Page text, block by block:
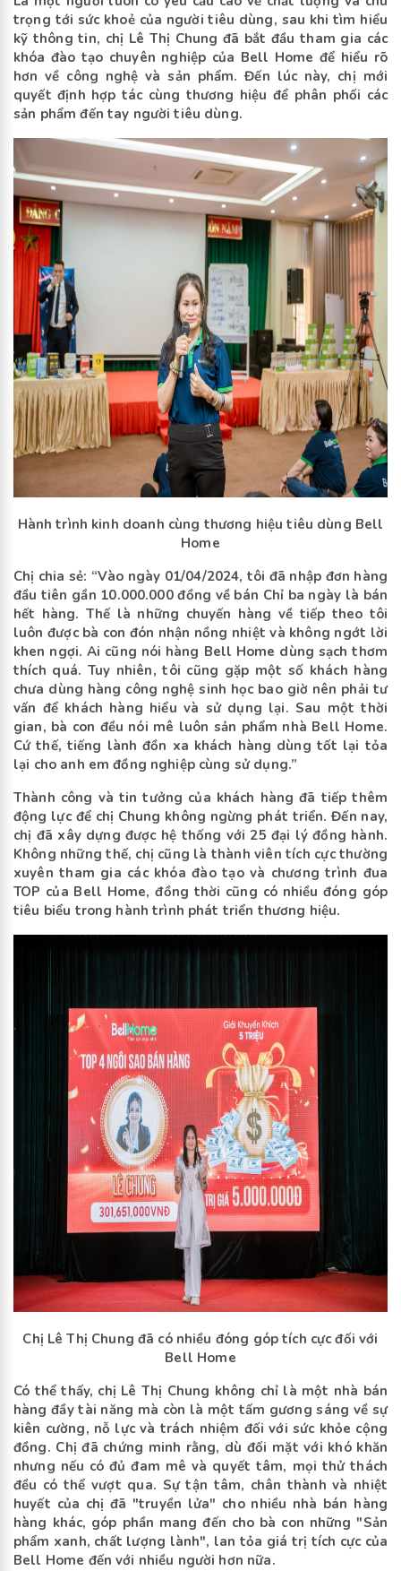
trọng tới sức khoẻ của người tiêu dùng, sau khi tìm hiểu
kỹ thông tin, chị Lê Thị Chung đã bắt đầu tham gia các
khóa đào tạo chuyên nghiệp của Bell Home để hiểu rõ
hơn về công nghệ và sản phẩm. Đến lúc này, chị mới
quyết định hợp tác cùng thương hiệu để phân phối các
sản phẩm đến tay người tiêu dùng.
Hành trình kinh doanh cùng thương hiệu tiêu dùng Bell
Home
Chị chia sẻ: “Vào ngày 01/04/2024, tôi đã nhập đơn hàng
đầu tiên gần 10.000.000 đồng về bán Chỉ ba ngày là bán
hết hàng. Thế là những chuyến hàng về tiếp theo tôi
luôn được bà con đón nhận nồng nhiệt và không ngớt lời
khen ngợi. Ai cũng nói hàng Bell Home dùng sạch thơm
thích quá. Tuy nhiên, tôi cũng gặp một số khách hàng
chưa dùng hàng công nghệ sinh học bao giờ nên phải tư
vấn để khách hàng hiểu và sử dụng lại. Sau một thời
gian, bà con đều nói mê luôn sản phẩm nhà Bell Home.
Cứ thế, tiếng lành đồn xa khách hàng dùng tốt lại tỏa
lại cho anh em đồng nghiệp cùng sử dụng.”
Thành công và tin tưởng của khách hàng đã tiếp thêm
động lực để chị Chung không ngừng phát triển. Đến nay,
chị đã xây dựng được hệ thống với 25 đại lý đồng hành.
Không những thế, chị cũng là thành viên tích cực thường
xuyên tham gia các khóa đào tạo và chương trình đua
TOP của Bell Home, đồng thời cũng có nhiều đóng góp
tiêu biểu trong hành trình phát triển thương hiệu.
Chị Lê Thị Chung đã có nhiều đóng góp tích cực đối với
Bell Home
Có thể thấy, chị Lê Thị Chung không chỉ là một nhà bán
hàng đầy tài năng mà còn là một tấm gương sáng về sự
kiên cường, nỗ lực và trách nhiệm đối với sức khỏe cộng
đồng. Chị đã chứng minh rằng, dù đối mặt với khó khăn
nhưng nếu có đủ đam mê và quyết tâm, mọi thử thách
đều có thể vượt qua. Sự tận tâm, chân thành và nhiệt
huyết của chị đã "truyền lửa" cho nhiều nhà bán hàng
hàng khác, góp phần mang đến cho bà con những "Sản
phẩm xanh, chất lượng lành", lan tỏa giá trị tích cực của
Bell Home đến với nhiều người hơn nữa.